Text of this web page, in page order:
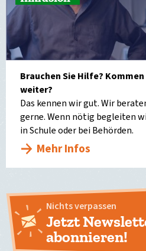
Brauchen Sie Hilfe?
weiter?
Das kennen wir gut. Wir
gerne. Wenn nötig begleiten
in Schule oder bei Behörden.
Mehr Infos
Nichts verpassen
Jetzt
abonnieren!